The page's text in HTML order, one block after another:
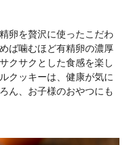
卵を贅沢に使ったこだわ
ば噛むほど有精卵の濃厚
クサクとした食感を楽し
クッキーは、健康が気に
ん、お子様のおやつにも